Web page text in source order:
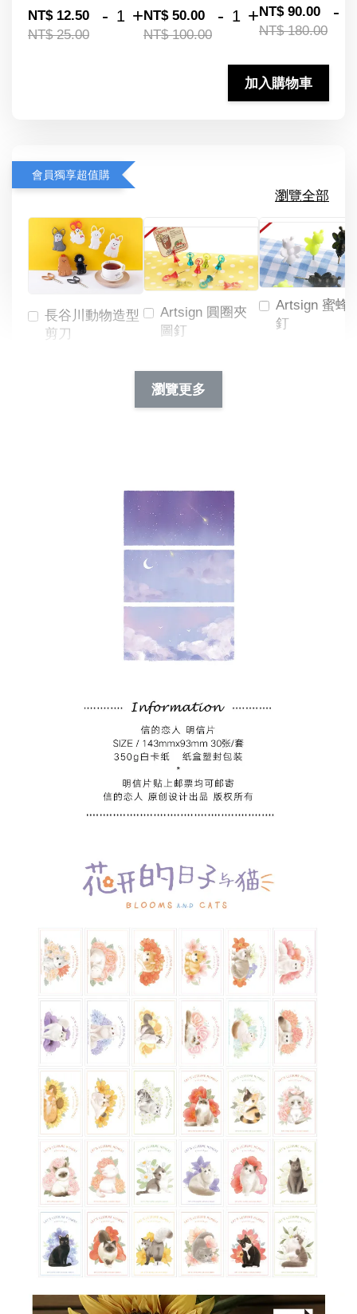
NT$ 12.50
NT$ 25.00
- +NT$ 50.00
NT$ 100.00
- +NT$ 90.00
NT$ 180.00
-
加入購物車
會員獨享超值購
瀏覽全部
長谷川動物造型
剪刀
Artsign 圓圈夾
圖釘
NT$ 19.00
NT$ 66.00
Artsign 蜜蜂
釘
瀏覽更多